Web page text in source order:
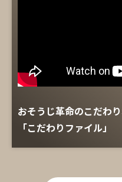
おそうじ革命のこだわ
「こだわりファイル」